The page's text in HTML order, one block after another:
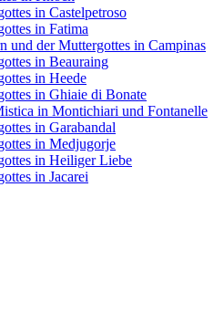
in Castelpetroso
in Fatima
und der Muttergottes in Campinas
in Beauraing
in Heede
in Ghiaie di Bonate
in Montichiari und Fontanelle
in Garabandal
in Medjugorje
in Heiliger Liebe
in Jacarei